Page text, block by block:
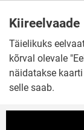
Kiireelvaade
Täielikuks
kõrval olevale
näidatakse
selle saab.